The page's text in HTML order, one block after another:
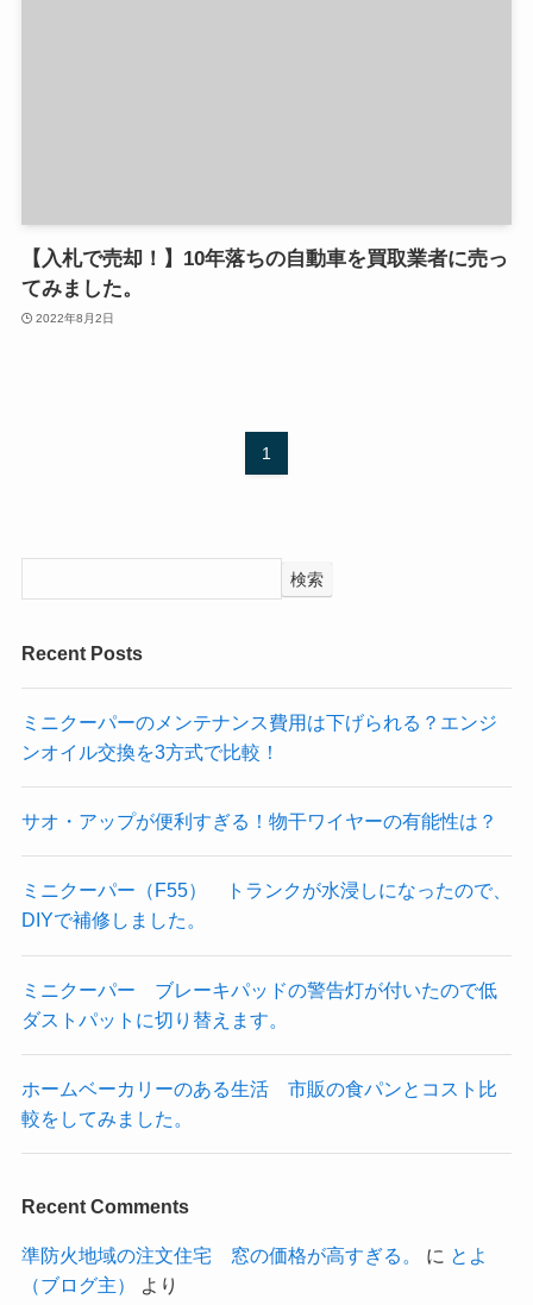
【入札で売却！】10年落ちの自動車を買取業者に売っ
てみました。
2022年8月2日
1
検索
Recent Posts
ミニクーパーのメンテナンス費用は下げられる？エンジ
ンオイル交換を3方式で比較！
サオ・アップが便利すぎる！物干ワイヤーの有能性は？
ミニクーパー（F55） トランクが水浸しになったので、
DIYで補修しました。
ミニクーパー ブレーキパッドの警告灯が付いたので低
ダストパットに切り替えます。
ホームベーカリーのある生活 市販の食パンとコスト比
較をしてみました。
Recent Comments
準防火地域の注文住宅 窓の価格が高すぎる。 に とよ
（ブログ主）
より